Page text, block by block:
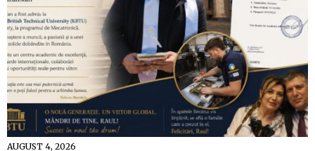
AUGUST 4, 2026